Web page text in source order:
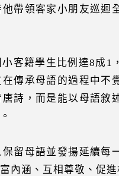
帶領客家小朋友巡迴
客籍學生比例達8成1
傳承母語的過程中不
詩，而是能以母語
留母語並發揚延續每
內涵、互相尊敬、促